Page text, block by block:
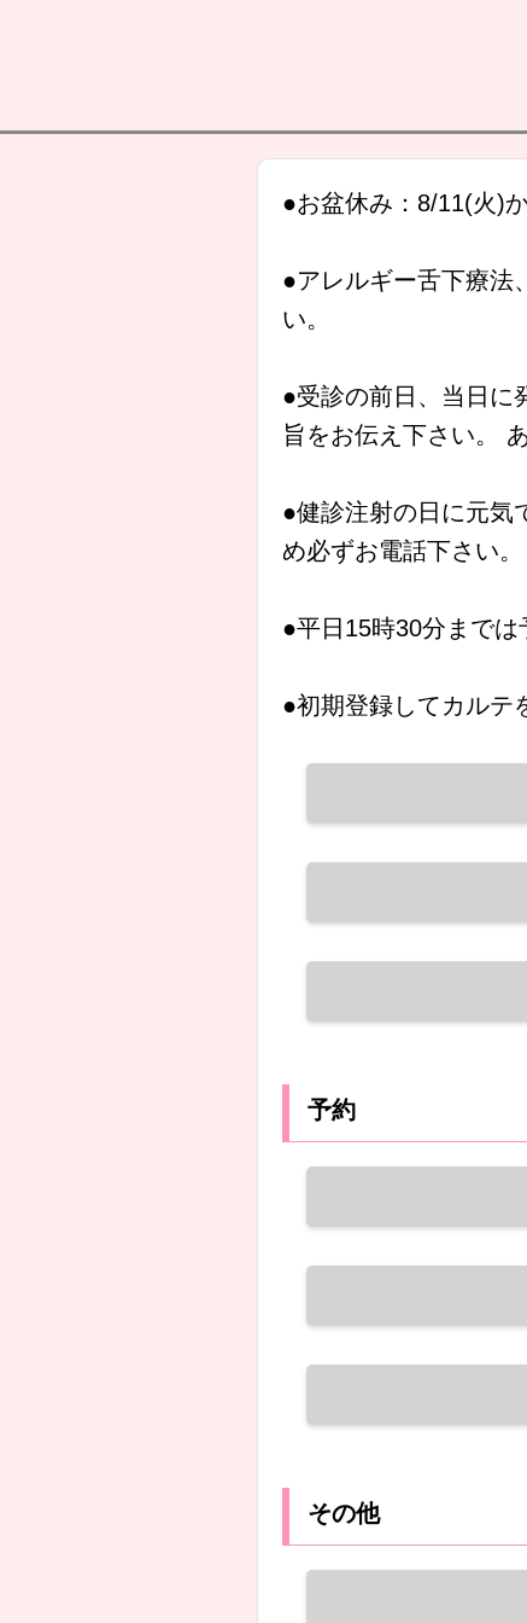
●お盆休み：8/11(火)
●アレルギー舌下療法
い。
●受診の前日、当日に
旨をお伝え下さい。
●健診注射の日に元気
め必ずお電話下さい。
●平日15時30分までは
●初期登録してカルテ
予約
その他